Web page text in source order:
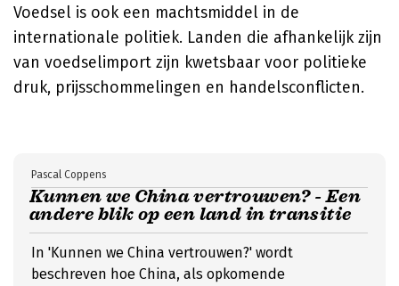
Voedsel is ook een machtsmiddel in de
internationale politiek. Landen die afhankelijk zijn
van voedselimport zijn kwetsbaar voor politieke
druk, prijsschommelingen en handelsconflicten.
Kunnen we China vertrouwen? - Een
andere blik op een land in transitie
Pascal Coppens
In 'Kunnen we China vertrouwen?' wordt
beschreven hoe China, als opkomende